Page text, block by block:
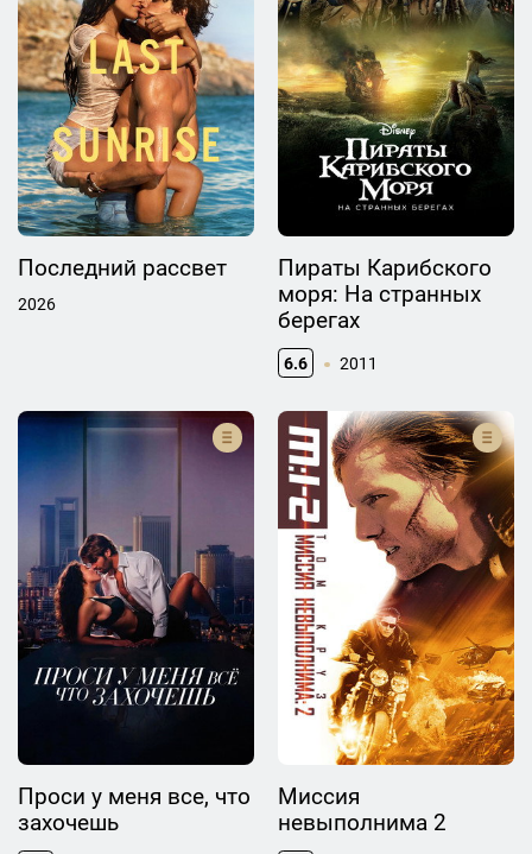
Последний рассвет
2026
Пираты Карибского
моря: На странных
берегах
6.6 2011
Проси у меня все, что
захочешь
Миссия
невыполнима 2